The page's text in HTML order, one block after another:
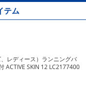
テム
レディース）ランニングバ
ACTIVE SKIN 12 LC2177400